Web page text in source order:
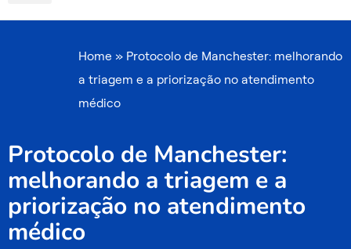
Home » Protocolo de Manchester: melhorando
a triagem e a priorização no atendimento
médico
Protocolo de Manchester:
melhorando a triagem e a
priorização no atendimento
médico